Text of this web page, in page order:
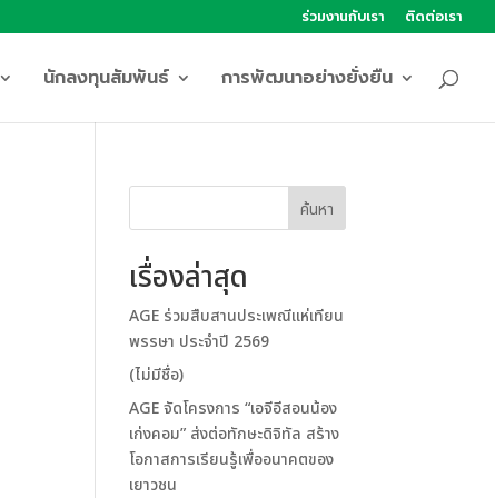
ร่วมงานกับเรา ติดต่อเรา
นักลงทุนสัมพันธ์ การพัฒนาอย่างยั่งยืน
ค้นหา
เรื่องล่าสุด
AGE ร่วมสืบสานประเพณีแห่เทียน
พรรษา ประจำปี 2569
(ไม่มีชื่อ)
AGE จัดโครงการ “เอจีอีสอนน้อง
เก่งคอม” ส่งต่อทักษะดิจิทัล สร้าง
โอกาสการเรียนรู้เพื่ออนาคตของ
เยาวชน